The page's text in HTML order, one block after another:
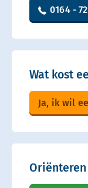
0164 -
Wat kost
Ja, ik wil